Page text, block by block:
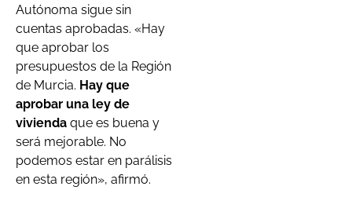
Autónoma sigue sin
cuentas aprobadas. «Hay
que aprobar los
presupuestos de la Región
de Murcia. Hay que
aprobar una ley de
vivienda que es buena y
será mejorable. No
podemos estar en parálisis
en esta región», afirmó.